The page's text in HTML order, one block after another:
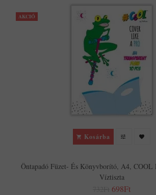
AKCIÓ
Kosárba
Öntapadó Füzet- És Könyvborító, A4,
Víztiszta
698Ft